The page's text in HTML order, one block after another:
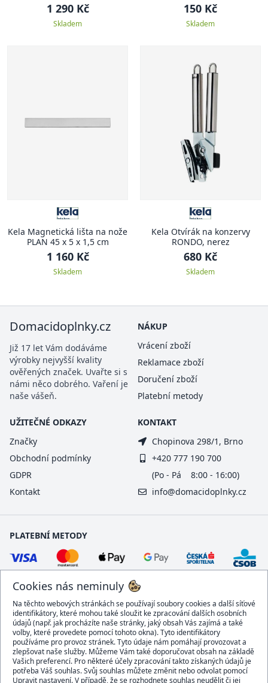
1 290 Kč
Skladem
150 Kč
Skladem
Kela Magnetická lišta na nože
PLAN 45 x 5 x 1,5 cm
1 160 Kč
Skladem
Kela Otvírák na konzervy
RONDO, nerez
680 Kč
Skladem
Cookies nás neminuly
Na těchto webových stránkách se používají soubory cookies a další síťové
identifikátory, které mohou také sloužit ke zpracování dalších osobních
údajů (např. jak procházíte naše stránky, jaký obsah Vás zajímá a také
volby, které provedete pomocí tohoto okna). Tyto identifikátory
používáme pro provoz stránek. Tyto údaje nám pomáhají provozovat a
zlepšovat naše služby. Můžeme Vám také doporučovat obsah na základě
Vašich preferencí. Pro některé účely zpracování takto získaných údajů je
potřeba Váš souhlas. Svůj souhlas můžete změnit nebo odvolat pomocí
Upravit nastavení. V případě, že se rozhodnete souhlas neudělit či jej
Domacidoplnky.cz
Již 17 let Vám dodáváme
výrobky nejvyšší kvality
ověřených značek. Uvařte si s
námi něco dobrého. Vaření je
naše vášeň.
NÁKUP
Vrácení zboží
Reklamace zboží
Doručení zboží
Platební metody
UŽITEČNÉ ODKAZY
Značky
Obchodní podmínky
GDPR
Kontakt
KONTAKT
Chopinova 298/1, Brno
+420 777 190 700
(Po - Pá 8:00 - 16:00)
info@domacidoplnky.cz
PLATEBNÍ METODY
DOPRAVCI